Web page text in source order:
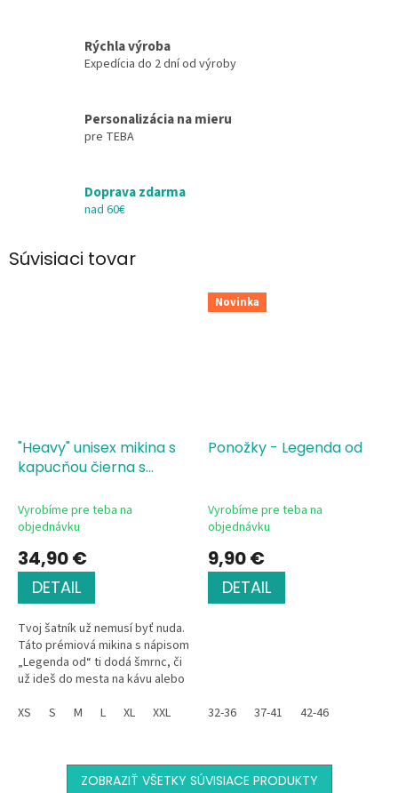
Rýchla výroba
Expedícia do 2 dní od výroby
Personalizácia na mieru
pre TEBA
Doprava zdarma
nad 60€
Súvisiaci tovar
"Heavy" unisex mikina s
kapucňou čierna s
Vyrobíme pre teba na
objednávku
34,90 €
DETAIL
Tvoj šatník už nemusí byť nuda.
Táto prémiová mikina s nápisom
„Legenda od“ ti dodá šmrnc, či
už ideš do mesta na kávu alebo
Je mäkučká, štýlová...
XS S M L XL XXL
Novinka
Ponožky - Legenda od
Vyrobíme pre teba na
objednávku
9,90 €
DETAIL
32-36 37-41 42-46
ZOBRAZIŤ VŠETKY SÚVISIACE PRODUKTY